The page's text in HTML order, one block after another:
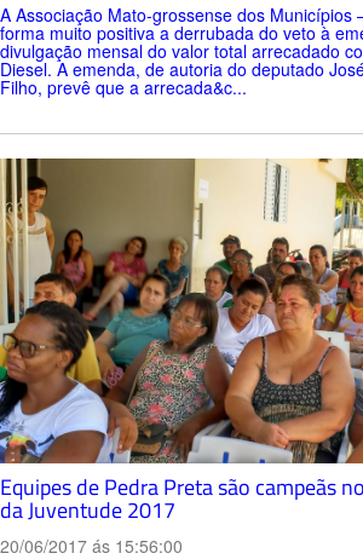
A Associação Mato-grossense dos Municípios
forma muito positiva a derrubada do veto à
divulgação mensal do valor total arrecadado
Diesel. A emenda, de autoria do deputado
Filho, prevê que a arrecada&c...
Equipes de Pedra Preta são campeãs
da Juventude 2017
20/06/2017 ás 15:56:00